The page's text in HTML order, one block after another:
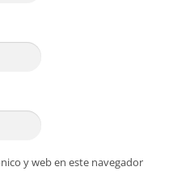
y web en este navegador